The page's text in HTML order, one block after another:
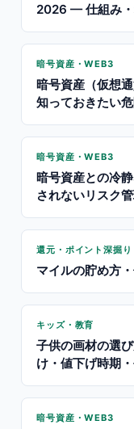
2026 — 仕組み
暗号資産・WEB3
暗号資産（仮想
知っておきたい
暗号資産・WEB3
暗号資産との冷
されないリスク
還元・ポイント深掘り
マイルの貯め方
キッズ・教育
子供の画材の選
け・値下げ時期
暗号資産・WEB3